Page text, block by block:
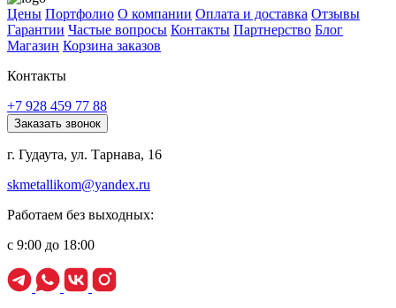
Цены Портфолио О компании Оплата и доставка Отзывы
Гарантии Частые вопросы Контакты Партнерство Блог
Магазин Корзина заказов
Контакты
+7 928 459 77 88
Заказать звонок
г. Гудаута, ул. Тарнава, 16
skmetallikom@yandex.ru
Работаем без выходных:
с 9:00 до 18:00